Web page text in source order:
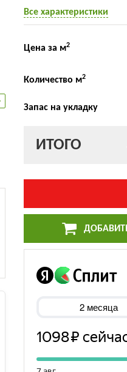
Все характеристики
Цена за м2
Количество м2
Запас на укладку
ИТОГО